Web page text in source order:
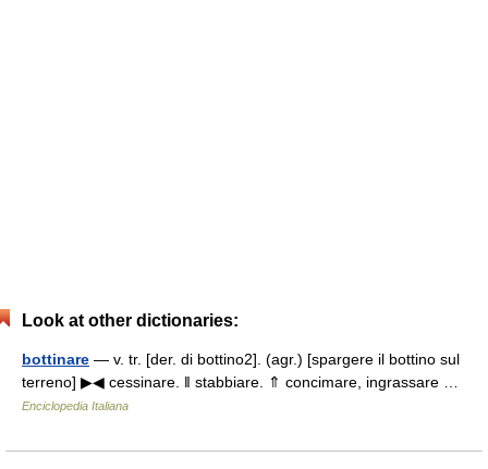
Look at other dictionaries:
bottinare — v. tr. [der. di bottino2]. (agr.) [spargere il bottino sul
terreno] ▶◀ cessinare. ‖ stabbiare. ⇑ concimare, ingrassare …
Enciclopedia Italiana